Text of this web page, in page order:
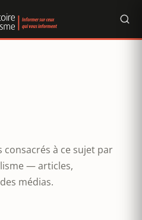
consacrés à ce sujet par
— articles,
médias.